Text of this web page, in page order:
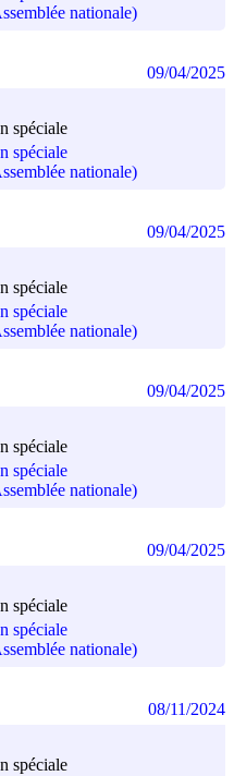
nationale)
spéciale
spéciale
nationale)
09/04/2025
spéciale
spéciale
nationale)
09/04/2025
spéciale
spéciale
nationale)
09/04/2025
spéciale
spéciale
nationale)
09/04/2025
spéciale
08/11/2024